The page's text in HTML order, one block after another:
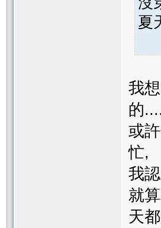
夏
我
的....
或
忙,
我
就
天